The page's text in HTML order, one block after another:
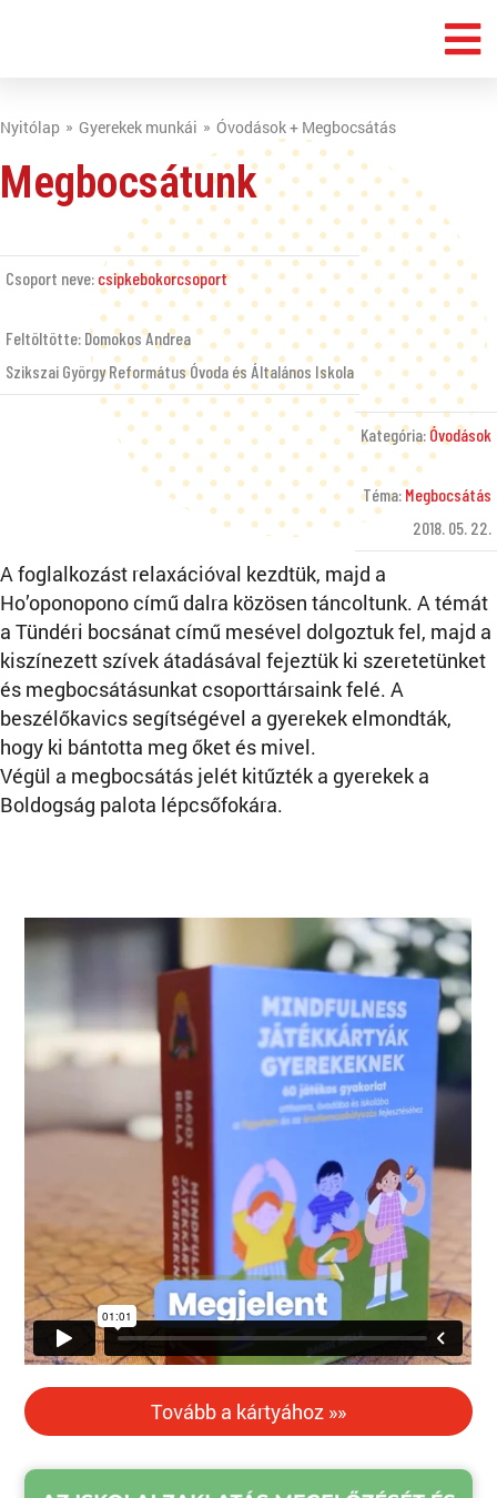
Nyitólap Gyerekek munkái Óvodások + Megbocsátás
Megbocsátunk
Csoport neve: csipkebokorcsoport
Feltöltötte: Domokos Andrea
Szikszai György Református Óvoda és Általános Iskola
Kategória:Óvodások
Téma:Megbocsátás
2018. 05. 22.
A foglalkozást relaxációval kezdtük, majd a
Ho’oponopono című dalra közösen táncoltunk. A témát
a Tündéri bocsánat című mesével dolgoztuk fel, majd a
kiszínezett szívek átadásával fejeztük ki szeretetünket
és megbocsátásunkat csoporttársaink felé. A
beszélőkavics segítségével a gyerekek elmondták,
hogy ki bántotta meg őket és mivel.
Végül a megbocsátás jelét kitűzték a gyerekek a
Boldogság palota lépcsőfokára.
Tovább a kártyához »»